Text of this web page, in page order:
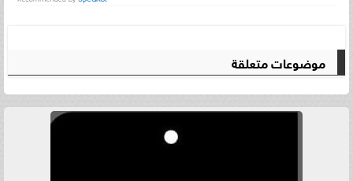
موضوعات متعلقة